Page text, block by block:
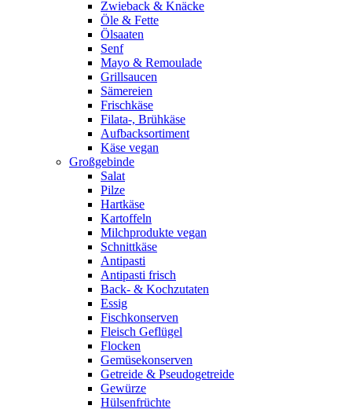
Zwieback & Knäcke
Öle & Fette
Ölsaaten
Senf
Mayo & Remoulade
Grillsaucen
Sämereien
Frischkäse
Filata-, Brühkäse
Aufbacksortiment
Käse vegan
Großgebinde
Salat
Pilze
Hartkäse
Kartoffeln
Milchprodukte vegan
Schnittkäse
Antipasti
Antipasti frisch
Back- & Kochzutaten
Essig
Fischkonserven
Fleisch Geflügel
Flocken
Gemüsekonserven
Getreide & Pseudogetreide
Gewürze
Hülsenfrüchte